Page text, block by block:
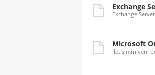
Exchange
Exchange
Microsoft
İletişimin yeni